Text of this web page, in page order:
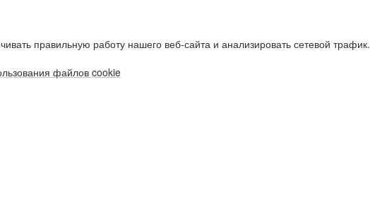
правильную работу нашего веб-сайта и анализировать сетевой трафик.
файлов cookie